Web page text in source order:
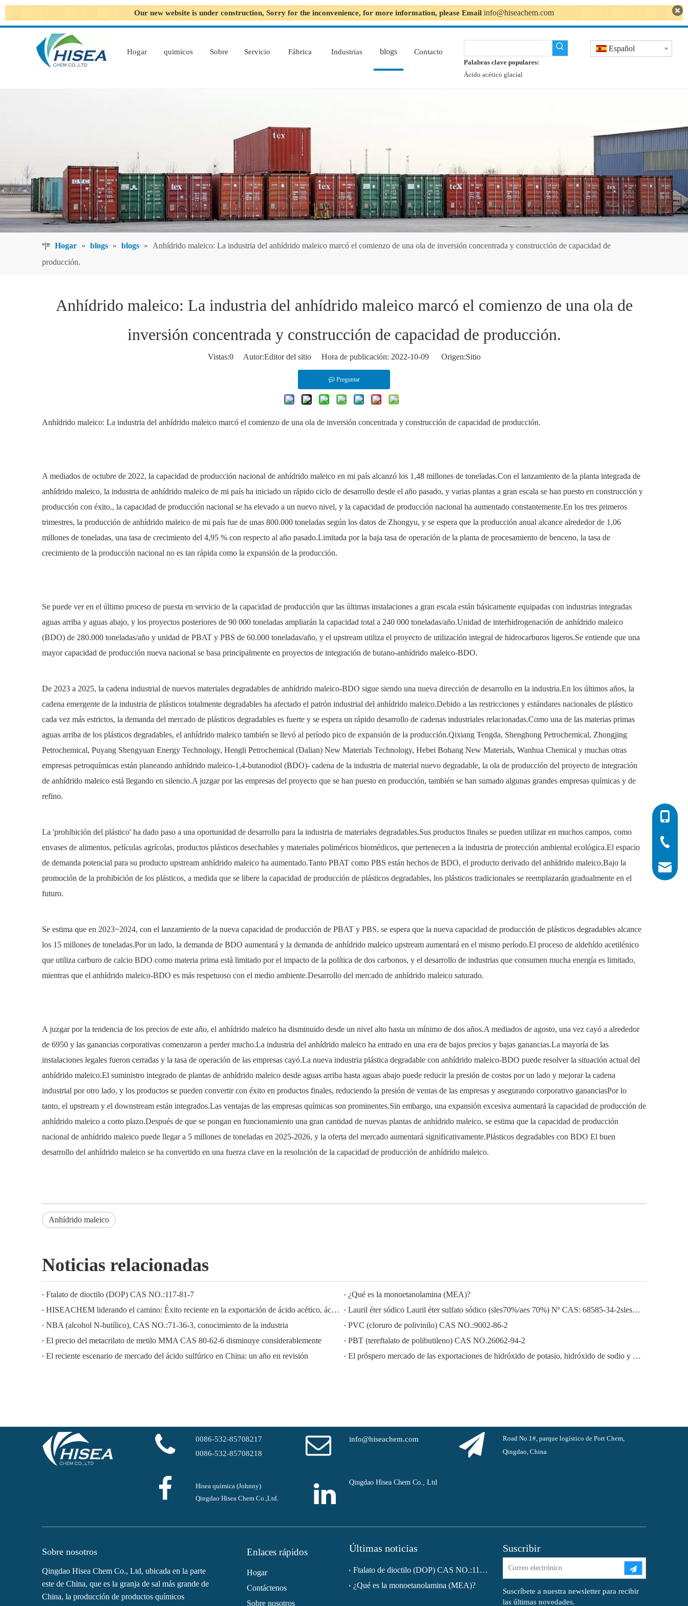
Our new website is under construction, Sorry for the inconvenience, for more information, please Email info@hiseachem.com
Hogar quimicos Sobre Servicio Fábrica Industrias blogs Contacto
Palabras clave populares:
Ácido acético glacial
Español
Hogar » blogs » blogs »
Anhídrido maleico: La industria del anhídrido maleico marcó el comienzo de una ola de inversión concentrada y construcción de capacidad de
producción.
Anhídrido maleico: La industria del anhídrido maleico marcó el comienzo de una ola de
inversión concentrada y construcción de capacidad de producción.
Vistas:0Autor:Editor del sitio Hora de publicación: 2022-10-09 Origen:Sitio
Preguntar
Anhídrido maleico: La industria del anhídrido maleico marcó el comienzo de una ola de inversión concentrada y construcción de capacidad de producción.
A mediados de octubre de 2022, la capacidad de producción nacional de anhídrido maleico en mi país alcanzó los 1,48 millones de toneladas.Con el lanzamiento de la planta integrada de
anhídrido maleico, la industria de anhídrido maleico de mi país ha iniciado un rápido ciclo de desarrollo desde el año pasado, y varias plantas a gran escala se han puesto en construcción y
producción con éxito., la capacidad de producción nacional se ha elevado a un nuevo nivel, y la capacidad de producción nacional ha aumentado constantemente.En los tres primeros
trimestres, la producción de anhídrido maleico de mi país fue de unas 800.000 toneladas según los datos de Zhongyu, y se espera que la producción anual alcance alrededor de 1,06
millones de toneladas, una tasa de crecimiento del 4,95 % con respecto al año pasado.Limitada por la baja tasa de operación de la planta de procesamiento de benceno, la tasa de
crecimiento de la producción nacional no es tan rápida como la expansión de la producción.
Se puede ver en el último proceso de puesta en servicio de la capacidad de producción que las últimas instalaciones a gran escala están básicamente equipadas con industrias integradas
aguas arriba y aguas abajo, y los proyectos posteriores de 90 000 toneladas ampliarán la capacidad total a 240 000 toneladas/año.Unidad de interhidrogenación de anhídrido maleico
(BDO) de 280.000 toneladas/año y unidad de PBAT y PBS de 60.000 toneladas/año, y el upstream utiliza el proyecto de utilización integral de hidrocarburos ligeros.Se entiende que una
mayor capacidad de producción nueva nacional se basa principalmente en proyectos de integración de butano-anhídrido maleico-BDO.
De 2023 a 2025, la cadena industrial de nuevos materiales degradables de anhídrido maleico-BDO sigue siendo una nueva dirección de desarrollo en la industria.En los últimos años, la
cadena emergente de la industria de plásticos totalmente degradables ha afectado el patrón industrial del anhídrido maleico.Debido a las restricciones y estándares nacionales de plástico
cada vez más estrictos, la demanda del mercado de plásticos degradables es fuerte y se espera un rápido desarrollo de cadenas industriales relacionadas.Como una de las materias primas
aguas arriba de los plásticos degradables, el anhídrido maleico también se llevó al período pico de expansión de la producción.Qixiang Tengda, Shenghong Petrochemical, Zhongjing
Petrochemical, Puyang Shengyuan Energy Technology, Hengli Petrochemical (Dalian) New Materials Technology, Hebei Bohang New Materials, Wanhua Chemical y muchas otras
empresas petroquímicas están planeando anhídrido maleico-1,4-butanodiol (BDO)- cadena de la industria de material nuevo degradable, la ola de producción del proyecto de integración
de anhídrido maleico está llegando en silencio.A juzgar por las empresas del proyecto que se han puesto en producción, también se han sumado algunas grandes empresas químicas y de
refino.
La 'prohibición del plástico' ha dado paso a una oportunidad de desarrollo para la industria de materiales degradables.Sus productos finales se pueden utilizar en muchos campos, como
envases de alimentos, películas agrícolas, productos plásticos desechables y materiales poliméricos biomédicos, que pertenecen a la industria de protección ambiental ecológica.El espacio
de demanda potencial para su producto upstream anhídrido maleico ha aumentado.Tanto PBAT como PBS están hechos de BDO, el producto derivado del anhídrido maleico.Bajo la
promoción de la prohibición de los plásticos, a medida que se libere la capacidad de producción de plásticos degradables, los plásticos tradicionales se reemplazarán gradualmente en el
futuro.
Se estima que en 2023~2024, con el lanzamiento de la nueva capacidad de producción de PBAT y PBS, se espera que la nueva capacidad de producción de plásticos degradables alcance
los 15 millones de toneladas.Por un lado, la demanda de BDO aumentará y la demanda de anhídrido maleico upstream aumentará en el mismo período.El proceso de aldehído acetilénico
que utiliza carburo de calcio BDO como materia prima está limitado por el impacto de la política de dos carbonos, y el desarrollo de industrias que consumen mucha energía es limitado,
mientras que el anhídrido maleico-BDO es más respetuoso con el medio ambiente.Desarrollo del mercado de anhídrido maleico saturado.
A juzgar por la tendencia de los precios de este año, el anhídrido maleico ha disminuido desde un nivel alto hasta un mínimo de dos años.A mediados de agosto, una vez cayó a alrededor
de 6950 y las ganancias corporativas comenzaron a perder mucho.La industria del anhídrido maleico ha entrado en una era de bajos precios y bajas ganancias.La mayoría de las
instalaciones legales fueron cerradas y la tasa de operación de las empresas cayó.La nueva industria plástica degradable con anhídrido maleico-BDO puede resolver la situación actual del
anhídrido maleico.El suministro integrado de plantas de anhídrido maleico desde aguas arriba hasta aguas abajo puede reducir la presión de costos por un lado y mejorar la cadena
industrial por otro lado, y los productos se pueden convertir con éxito en productos finales, reduciendo la presión de ventas de las empresas y asegurando corporativo gananciasPor lo
tanto, el upstream y el downstream están integrados.Las ventajas de las empresas químicas son prominentes.Sin embargo, una expansión excesiva aumentará la capacidad de producción de
anhídrido maleico a corto plazo.Después de que se pongan en funcionamiento una gran cantidad de nuevas plantas de anhídrido maleico, se estima que la capacidad de producción
nacional de anhídrido maleico puede llegar a 5 millones de toneladas en 2025-2026, y la oferta del mercado aumentará significativamente.Plásticos degradables con BDO El buen
desarrollo del anhídrido maleico se ha convertido en una fuerza clave en la resolución de la capacidad de producción de anhídrido maleico.
Anhídrido maleico
Noticias relacionadas
Ftalato de dioctilo (DOP) CAS NO.:117-81-7
¿Qué es la monoetanolamina (MEA)?
HISEACHEM liderando el camino: Éxito reciente en la exportación de ácido acético, ácido oxálico, ácido sulfúrico, ácido nítrico, soda cáustica, álcali líquido y metabisulfito de sodio de China
Lauril éter sódico Lauril éter sulfato sódico (sles70%/aes 70%) Nº CAS: 68585-34-2sles70%/aes 70%) Nº CAS: 68585-34-2
NBA (alcohol N-butílico), CAS NO.:71-36-3, conocimiento de la industria
PVC (cloruro de polivinilo) CAS NO.:9002-86-2
El precio del metacrilato de metilo MMA CAS 80-62-6 disminuye considerablemente
PBT (tereftalato de polibutileno) CAS NO.26062-94-2
El reciente escenario de mercado del ácido sulfúrico en China: un año en revisión
El próspero mercado de las exportaciones de hidróxido de potasio, hidróxido de sodio y peróxido de hidrógeno de China: una revisión del año pasado
0086-
0086-
0086-
0086-532-85708217
0086-532-85708218
info@hiseachem.com
Road No.1#, parque logístico de Port Chem,
Qingdao, China
Hisea química (Johnny)
Qingdao Hisea Chem Co.,Ltd.
Qingdao Hisea Chem Co., Ltd
Sobre nosotros
Qingdao Hisea Chem Co., Ltd, ubicada en la parte
este de China, que es la granja de sal más grande de
China, la producción de productos químicos
Enlaces rápidos
Hogar
Contáctenos
Sobre nosotros
Últimas noticias
Ftalato de dioctilo (DOP) CAS NO.:117-81-7
¿Qué es la monoetanolamina (MEA)?
Suscribir
Suscríbete a nuestra newsletter para recibir
las últimas novedades.